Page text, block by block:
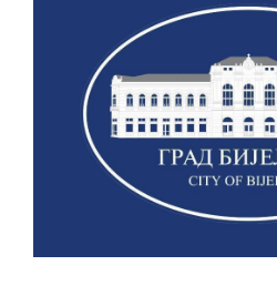
КАНДИДАТА КОЈИ
НА ГРАДСКИ
ДОДАТАК ЗА
ВОЈСКЕ РЕПУБЛИКЕ
СОЦИЈАЛНЕ ПОТРЕБЕ
Обрасци захтјева
гориво доступни од
новембра